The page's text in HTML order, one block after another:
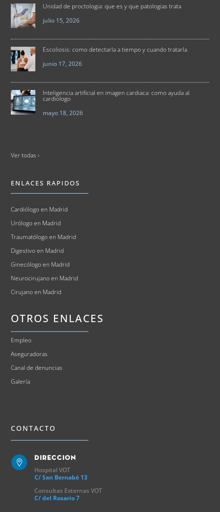
Unidad de proctologia: que es y que patologias trata
julio 15, 2026
Escoliosis: como detectarla a tiempo y cuando tratarla
junio 17, 2026
Inteligencia artificial en imagen cardiaca: como ayuda al
cardiologo
mayo 18, 2026
Ver todas ›
ENLACES RAPIDOS
Cardiólogo en Madrid
Urólogo en Madrid
Traumatólogo en Madrid
Digestivo en Madrid
Ginecólogo en Madrid
Neurocirujano en Madrid
Cirujano en Madrid
OTROS ENLACES
Empleo
Aseguradoras
Canal de denuncias
Galería
CONTACTO

Direccion
Hospital VOT
C/ San Bernabé 13
Consultas Externas VOT
C/ del Rosario 7